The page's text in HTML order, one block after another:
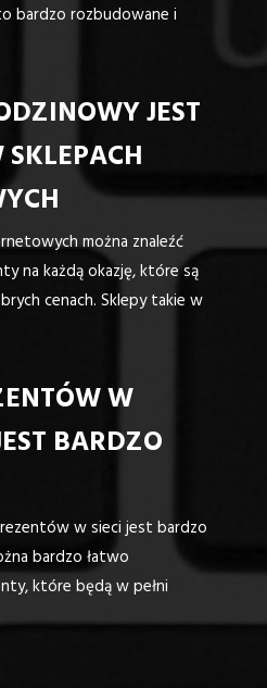
bardzo rozbudowane i
JEST
można znaleźć
na każdą okazję, które są
cenach. Sklepy takie w
W
BARDZO
w sieci jest bardzo
bardzo łatwo
które będą w pełni